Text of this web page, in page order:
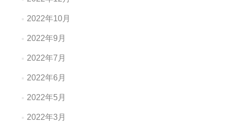
2022年10月
2022年9月
2022年7月
2022年6月
2022年5月
2022年3月